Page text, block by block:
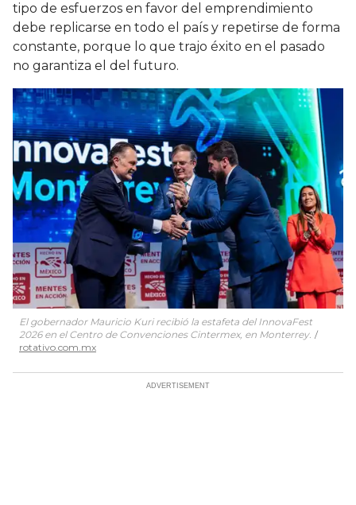
tipo de esfuerzos en favor del emprendimiento
debe replicarse en todo el país y repetirse de forma
constante, porque lo que trajo éxito en el pasado
no garantiza el del futuro.
El gobernador Mauricio Kuri recibió la estafeta del InnovaFest
2026 en el Centro de Convenciones Cintermex, en Monterrey.
rotativo.com.mx